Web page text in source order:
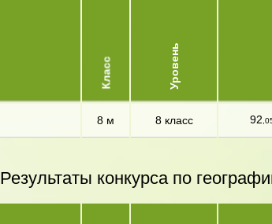
Класс Уровень
8 м 8 класс 92
Результаты конкурса по